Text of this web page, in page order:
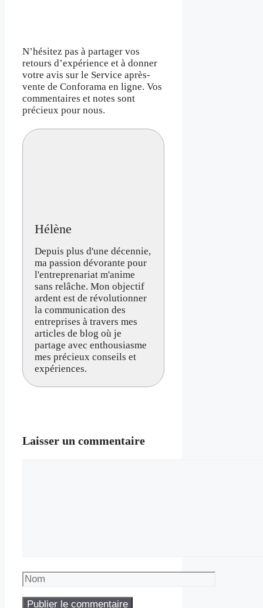
N’hésitez pas à partager vos
retours d’expérience et à donner
votre avis sur le Service après-
vente de Conforama en ligne. Vos
commentaires et notes sont
précieux pour nous.
Hélène
Depuis plus d'une décennie,
ma passion dévorante pour
l'entreprenariat m'anime
sans relâche. Mon objectif
ardent est de révolutionner
la communication des
entreprises à travers mes
articles de blog où je
partage avec enthousiasme
mes précieux conseils et
expériences.
Laisser un commentaire
Nom